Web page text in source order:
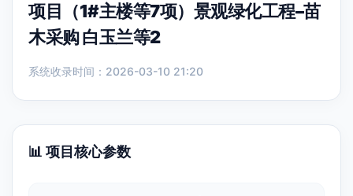
项目（1#主楼等7项）景观绿化工程–苗
木采购 白玉兰等2
系统收录时间：2026-03-10 21:20
📊 项目核心参数